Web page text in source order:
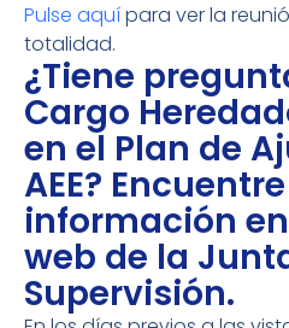
Pulse aquípara ver la
totalidad.
¿Tiene
Cargo
en el Plan de
AEE?
información
web de la
Supervisión.